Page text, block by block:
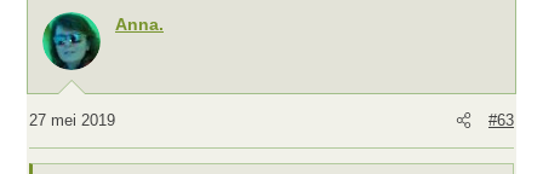
Anna.
27 mei 2019 #63